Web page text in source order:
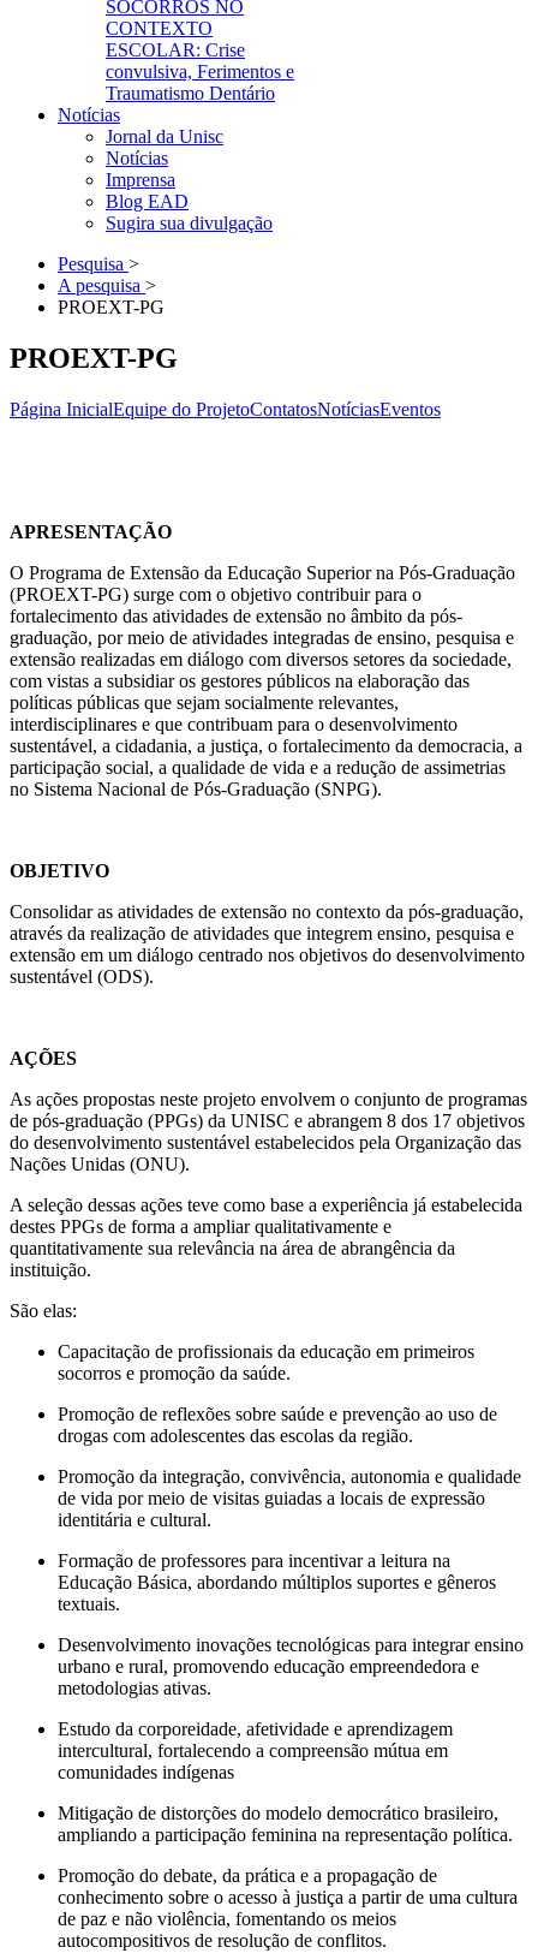
SOCORROS NO
CONTEXTO
ESCOLAR: Crise
convulsiva, Ferimentos e
Traumatismo Dentário
Notícias
Jornal da Unisc
Notícias
Imprensa
Blog EAD
Sugira sua divulgação
Pesquisa >
A pesquisa >
PROEXT-PG
PROEXT-PG
Página InicialEquipe do ProjetoContatosNotíciasEventos
APRESENTAÇÃO
O Programa de Extensão da Educação Superior na Pós-Graduação
(PROEXT-PG) surge com o objetivo contribuir para o
fortalecimento das atividades de extensão no âmbito da pós-
graduação, por meio de atividades integradas de ensino, pesquisa e
extensão realizadas em diálogo com diversos setores da sociedade,
com vistas a subsidiar os gestores públicos na elaboração das
políticas públicas que sejam socialmente relevantes,
interdisciplinares e que contribuam para o desenvolvimento
sustentável, a cidadania, a justiça, o fortalecimento da democracia, a
participação social, a qualidade de vida e a redução de assimetrias
no Sistema Nacional de Pós-Graduação (SNPG).
OBJETIVO
Consolidar as atividades de extensão no contexto da pós-graduação,
através da realização de atividades que integrem ensino, pesquisa e
extensão em um diálogo centrado nos objetivos do desenvolvimento
sustentável (ODS).
AÇÕES
As ações propostas neste projeto envolvem o conjunto de programas
de pós-graduação (PPGs) da UNISC e abrangem 8 dos 17 objetivos
do desenvolvimento sustentável estabelecidos pela Organização das
Nações Unidas (ONU).
A seleção dessas ações teve como base a experiência já estabelecida
destes PPGs de forma a ampliar qualitativamente e
quantitativamente sua relevância na área de abrangência da
instituição.
São elas:
Capacitação de profissionais da educação em primeiros
socorros e promoção da saúde.
Promoção de reflexões sobre saúde e prevenção ao uso de
drogas com adolescentes das escolas da região.
Promoção da integração, convivência, autonomia e qualidade
de vida por meio de visitas guiadas a locais de expressão
identitária e cultural.
Formação de professores para incentivar a leitura na
Educação Básica, abordando múltiplos suportes e gêneros
textuais.
Desenvolvimento inovações tecnológicas para integrar ensino
urbano e rural, promovendo educação empreendedora e
metodologias ativas.
Estudo da corporeidade, afetividade e aprendizagem
intercultural, fortalecendo a compreensão mútua em
comunidades indígenas
Mitigação de distorções do modelo democrático brasileiro,
ampliando a participação feminina na representação política.
Promoção do debate, da prática e a propagação de
conhecimento sobre o acesso à justiça a partir de uma cultura
de paz e não violência, fomentando os meios
autocompositivos de resolução de conflitos.